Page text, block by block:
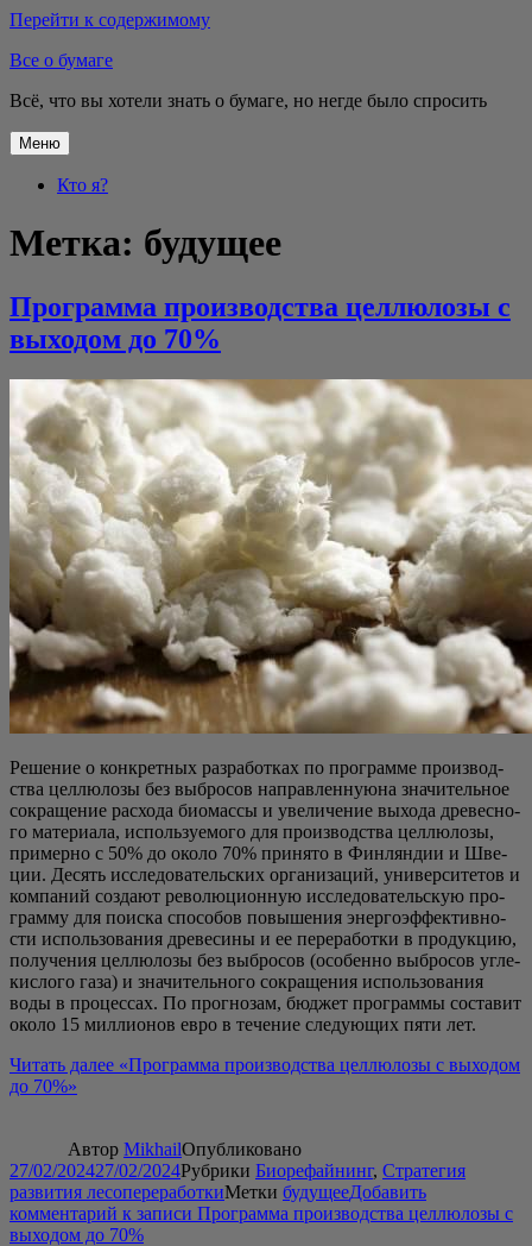
Перейти к содержимому
Все о бумаге
Всё, что вы хотели знать о бумаге, но негде было спросить
Меню
Кто я?
Метка: будущее
Программа производства целлюлозы с
выходом до 70%
Реше­ние о кон­крет­ных раз­ра­бот­ках по про­грам­ме про­из­вод­
ства цел­лю­ло­зы без выбро­сов направ­лен­ную​на зна­чи­тель­ное
сокра­ще­ние рас­хо­да био­мас­сы и уве­ли­че­ние выхо­да дре­вес­но­
го мате­ри­а­ла, исполь­зу­е­мо­го для про­из­вод­ства цел­лю­ло­зы,
при­мер­но с 50% до око­ло 70% при­ня­то в Фин­лян­дии и Шве­
ции. Десять иссле­до­ва­тель­ских орга­ни­за­ций, уни­вер­си­те­тов и
ком­па­ний созда­ют рево­лю­ци­он­ную иссле­до­ва­тель­скую про­
грам­му для поис­ка спо­со­бов повы­ше­ния энер­го­эф­фек­тив­но­
сти исполь­зо­ва­ния дре­ве­си­ны и ее пере­ра­бот­ки в про­дук­цию,
полу­че­ния цел­лю­ло­зы без выбро­сов (осо­бен­но выбро­сов угле­
кис­ло­го газа) и зна­чи­тель­но­го сокра­ще­ния исполь­зо­ва­ния
воды в про­цес­сах. По про­гно­зам, бюд­жет про­грам­мы соста­вит
око­ло 15 мил­ли­о­нов евро в тече­ние сле­ду­ю­щих пяти лет.
Читать далее «Про­грам­ма про­из­вод­ства цел­лю­ло­зы с выхо­дом
до 70%»
Автор MikhailОпубликовано
27/02/202427/02/2024Рубрики Биорефайнинг, Стратегия
развития лесопереработкиМетки будущееДобавить
комментарий к записи Программа производства целлюлозы с
выходом до 70%